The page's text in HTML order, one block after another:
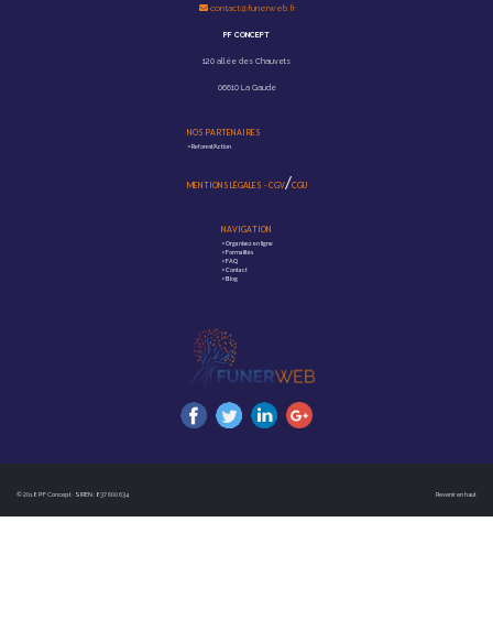
contact@funerweb.fr
PF CONCEPT
120 allée des Chauvets
06610 La Gaude
NOS PARTENAIRES
>Reforest'Action
MENTIONS LÉGALES - CGV/CGU
NAVIGATION
>Organisez en ligne
>Formalités
>FAQ
>Contact
>Blog
Revenir en haut
© 2018 PF Concept · SIREN : 837 600 634